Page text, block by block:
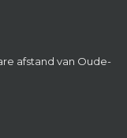
afstand van Oude-